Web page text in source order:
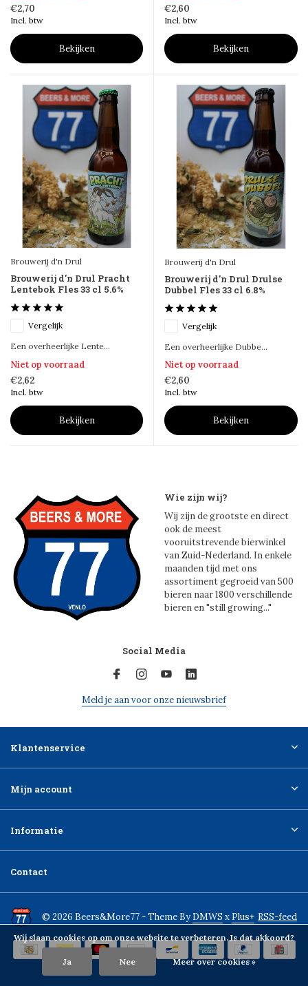
€2,70
Incl. btw
Bekijken
€2,60
Incl. btw
Bekijken
Brouwerij d'n Drul
Brouwerij d'n Drul Pracht
Lentebok Fles 33 cl 5.6%
Vergelijk
Een overheerlijke Lente...
Niet op voorraad
€2,62
Incl. btw
Bekijken
Brouwerij d'n Drul
Brouwerij d'n Drul Drulse
Dubbel Fles 33 cl 6.8%
Vergelijk
Een overheerlijke Dubbe...
Niet op voorraad
€2,60
Incl. btw
Bekijken
Wie zijn wij?
Wij zijn de grootste en direct
ook de meest
vooruitstrevende bierwinkel
van Zuid-Nederland. In enkele
maanden tijd met ons
assortiment gegroeid van 500
bieren naar 1800 verschillende
bieren en "still growing..."
Social Media
Meld je aan voor onze nieuwsbrief
Klantenservice
Mijn account
Informatie
Contact
© 2026 Beers&More77 - Theme ByDMWS x Plus+ RSS-feed
Wij slaan cookies op om onze website te verbeteren. Is dat akkoord?
Ja Nee Meer over cookies »